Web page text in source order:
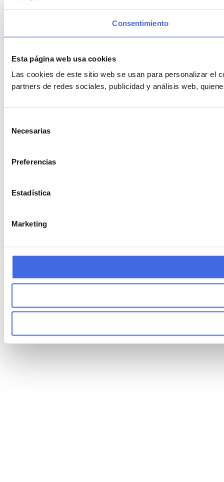
Consentimiento
Esta página web usa cookies
Las cookies de este sitio web se usan para personalizar el
partners de redes sociales, publicidad y análisis web,
Necesarias
Preferencias
Estadística
Marketing